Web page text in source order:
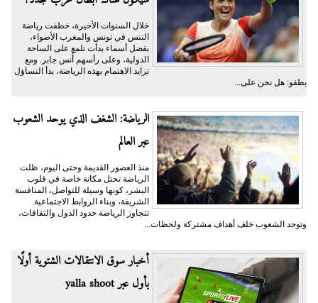
خلال السنوات الأخيرة، خطفت رياضة
التنس في تونس والمغرب الأضواء،
بفضل أسماء بدأت تلمع على الساحة
الدولية، وعلى رأسهم أُنس جابر. ومع
تزايد الاهتمام بهذه الرياضة، بدأ التساؤل
يطفو: هل نحن على...
الرياضة: الشغف الذي يوحد الشعوب
عبر العالم
منذ العصور القديمة وحتى اليوم، ظلت
الرياضة تحتل مكانة خاصة في قلوب
البشر، كونها وسيلة للتواصل، المنافسة
الشريفة، وبناء الروابط الاجتماعية.
تتجاوز الرياضة حدود الدول والثقافات،
وتوحد الشعوب خلف أهداف مشتركة ولحظات...
أخبار سوق الانتقالات الشتوية أولًا
بأول عبر yalla shoot